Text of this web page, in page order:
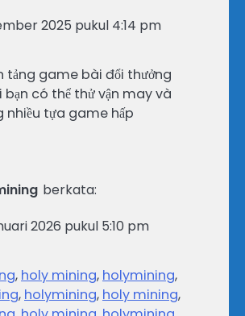
2025 pukul 4:14 pm
tảng game bài đổi thưởng
bạn có thể thử vận may và
nhiều tựa game hấp
berkata:
2026 pukul 5:10 pm
, holy mining, holymining,
, holymining, holy mining,